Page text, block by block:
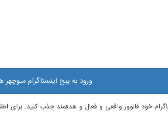
ورود به پیج اینستاگرام منوچهر
خود فالوور واقعی و فعال و هدفمند جذب کنید.